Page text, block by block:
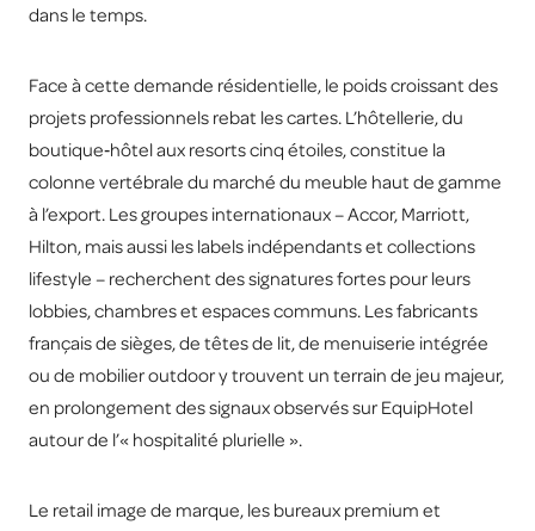
dans le temps.
Face à cette demande résidentielle, le poids croissant des
projets professionnels rebat les cartes. L’hôtellerie, du
boutique‑hôtel aux resorts cinq étoiles, constitue la
colonne vertébrale du marché du meuble haut de gamme
à l’export. Les groupes internationaux – Accor, Marriott,
Hilton, mais aussi les labels indépendants et collections
lifestyle – recherchent des signatures fortes pour leurs
lobbies, chambres et espaces communs. Les fabricants
français de sièges, de têtes de lit, de menuiserie intégrée
ou de mobilier outdoor y trouvent un terrain de jeu majeur,
en prolongement des signaux observés sur EquipHotel
autour de l’« hospitalité plurielle ».
Le retail image de marque, les bureaux premium et